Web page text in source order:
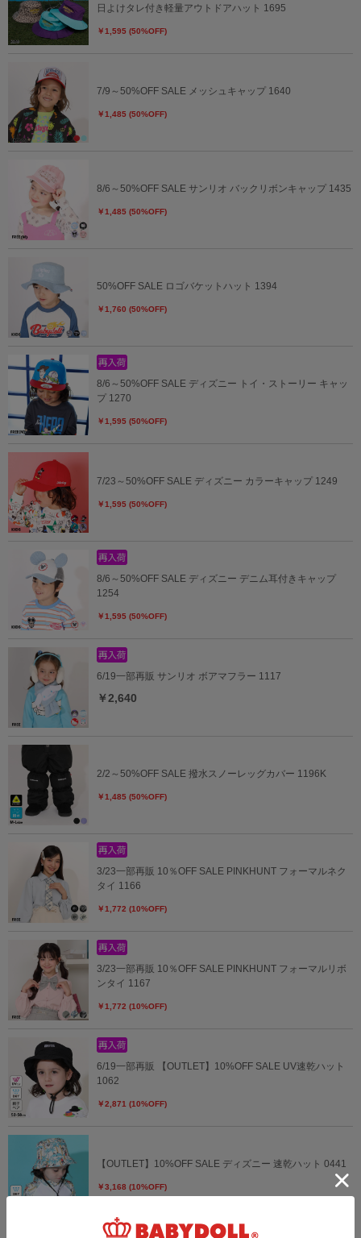
日よけタレ付き軽量アウトドアハット 1695
￥1,595 (50%OFF)
7/9～50%OFF SALE メッシュキャップ 1640
￥1,485 (50%OFF)
8/6～50%OFF SALE サンリオ バックリボンキャップ 1435
￥1,485 (50%OFF)
50%OFF SALE ロゴバケットハット 1394
￥1,760 (50%OFF)
8/6～50%OFF SALE ディズニー トイ・ストーリー キャッ
プ 1270
￥1,595 (50%OFF)
7/23～50%OFF SALE ディズニー カラーキャップ 1249
￥1,595 (50%OFF)
8/6～50%OFF SALE ディズニー デニム耳付きキャップ
1254
￥1,595 (50%OFF)
6/19一部再販 サンリオ ボアマフラー 1117
￥2,640
2/2～50%OFF SALE 撥水スノーレッグカバー 1196K
￥1,485 (50%OFF)
3/23一部再販 10％OFF SALE PINKHUNT フォーマルネク
タイ 1166
￥1,772 (10%OFF)
3/23一部再販 10％OFF SALE PINKHUNT フォーマルリボ
ンタイ 1167
￥1,772 (10%OFF)
6/19一部再販 【OUTLET】10%OFF SALE UV速乾ハット
1062
￥2,871 (10%OFF)
【OUTLET】10%OFF SALE ディズニー 速乾ハット 0441
￥3,168 (10%OFF)